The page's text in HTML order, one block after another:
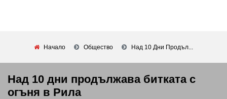
Начало Общество Над 10 Дни Продъл...
Над 10 дни продължава битката с
огъня в Рила